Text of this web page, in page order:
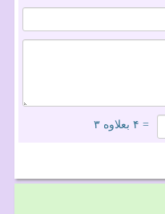
= ۴ بعلاوه ۳